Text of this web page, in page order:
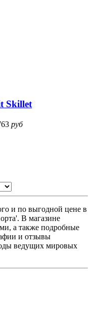
Skillet
руб
и по выгодной цене в
В магазине
а также подробные
и отзывы
ведущих мировых